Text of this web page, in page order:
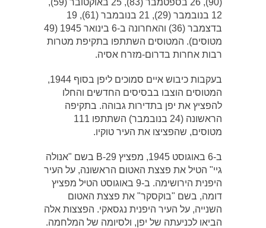
12 בנובמבר (29), 21 בנובמבר (61), 19
בדצמבר (36) והאחרונה ב-6 בינואר 1945 (49
מטוסים). המטוסים השתתפו בתקיפת מטרות
רבות אחרות בדרום-מזרח אסיה.
בעקבות כיבוש איים סמוכים ליפן בסוף 1944,
המטוסים הוצבו בבסיסים החדשים והחלו
להפציץ את יפן בתדירות גבוהה. בתקיפה
הראשונה (24 בנובמבר) השתתפו 111
מטוסים, שהפציצו את העיר טוקיו.
ב-6 באוגוסט 1945, מפציץ B-29 בשם "אנולה
גיי" הטיל את פצצת האטום הראשונה, על העיר
היפנית הירושימה. ב-9 באוגוסט הטיל מפציץ
דומה, בשם "בוקסקר" את פצצת האטום
השנייה, על העיר היפנית נגסאקי. הפצצות אלה
הביאו לכניעתה של יפן, ולסיומה של המלחמה.